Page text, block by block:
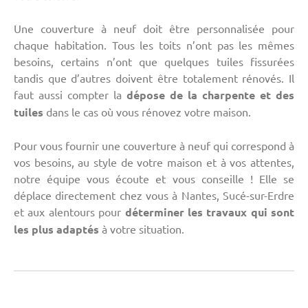
Une couverture à neuf doit être personnalisée pour
chaque habitation. Tous les toits n’ont pas les mêmes
besoins, certains n’ont que quelques tuiles fissurées
tandis que d’autres doivent être totalement rénovés. Il
faut aussi compter la dépose de la charpente et des
tuiles dans le cas où vous rénovez votre maison.
Pour vous fournir une couverture à neuf qui correspond à
vos besoins, au style de votre maison et à vos attentes,
notre équipe vous écoute et vous conseille ! Elle se
déplace directement chez vous à Nantes, Sucé-sur-Erdre
et aux alentours pour déterminer les travaux qui sont
les plus adaptés à votre situation.